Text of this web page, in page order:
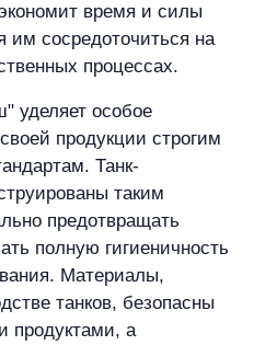
время и силы
им сосредоточиться на
процессах.
особое
продукции строгим
Танк-
таким
предотвращать
полную гигиеничность
Материалы,
танков, безопасны
продуктами, а